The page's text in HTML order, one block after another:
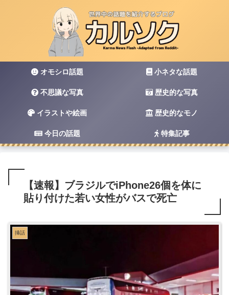
オモシロ話題 小ネタな話題
不思議な写真 歴史的な写真
イラストや絵画 歴史的なモノ
今日の話題 特集記事
【速報】ブラジルでiPhone26個を体に
貼り付けた若い女性がバスで死亡
挿話